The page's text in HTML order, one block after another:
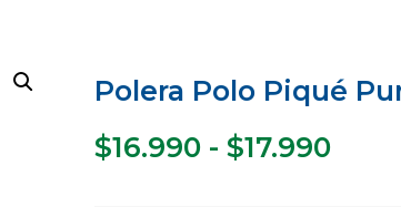
Polera Polo Piqué
$16.990 - $17.990